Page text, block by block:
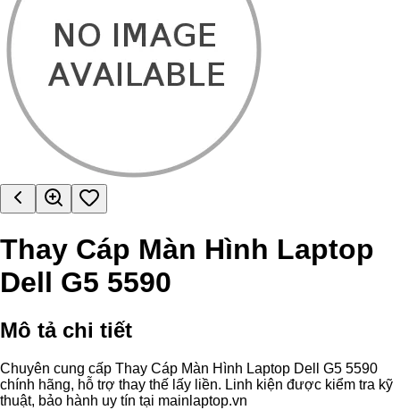
Thay Cáp Màn Hình Laptop
Dell G5 5590
Mô tả chi tiết
Chuyên cung cấp Thay Cáp Màn Hình Laptop Dell G5 5590
chính hãng, hỗ trợ thay thế lấy liền. Linh kiện được kiểm tra kỹ
thuật, bảo hành uy tín tại mainlaptop.vn